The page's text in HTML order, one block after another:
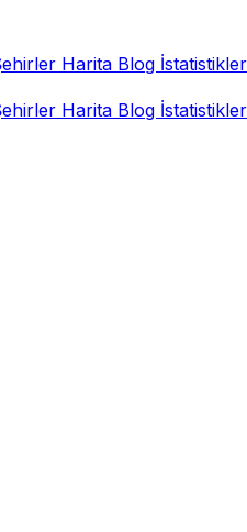
Harita Blog İstatistikler
Harita Blog İstatistikler